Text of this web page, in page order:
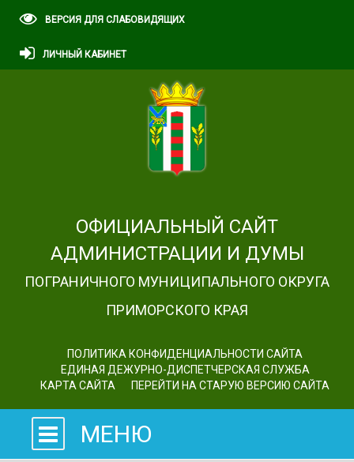
ВЕРСИЯ ДЛЯ СЛАБОВИДЯЩИХ
ЛИЧНЫЙ КАБИНЕТ
ОФИЦИАЛЬНЫЙ САЙТ
АДМИНИСТРАЦИИ И ДУМЫ
ПОГРАНИЧНОГО МУНИЦИПАЛЬНОГО ОКРУГА
ПРИМОРСКОГО КРАЯ
ПОЛИТИКА КОНФИДЕНЦИАЛЬНОСТИ САЙТА
ЕДИНАЯ ДЕЖУРНО-ДИСПЕТЧЕРСКАЯ СЛУЖБА
КАРТА САЙТА
ПЕРЕЙТИ НА СТАРУЮ ВЕРСИЮ САЙТА
МЕНЮ